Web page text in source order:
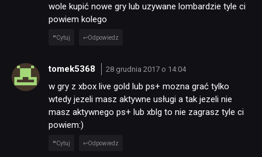
wole kupić nowe gry lub uzywane lombardzie tyle ci
powiem kolego
Cytuj Odpowiedz
tomek5368 28 grudnia 2017 o 14:04
w gry z xbox live gold lub ps+ mozna grać tylko
wtedy jezeli masz aktywne usługi a tak jezeli nie
masz aktywnego ps+ lub xblg to nie zagrasz tyle ci
powiem:)
Cytuj Odpowiedz